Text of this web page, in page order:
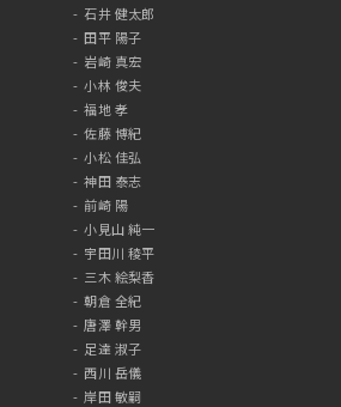
石井 健太郎
田平 陽子
岩崎 真宏
小林 俊夫
福地 孝
佐藤 博紀
小松 佳弘
神田 泰志
前崎 陽
小見山 純一
宇田川 稜平
三木 絵梨香
朝倉 全紀
唐澤 幹男
足達 淑子
西川 岳儀
岸田 敏嗣